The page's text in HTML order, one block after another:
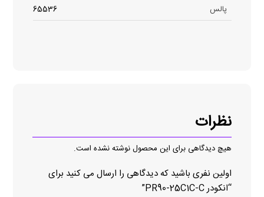
پالس
65536
نظرات
هیچ دیدگاهی برای این محصول نوشته نشده است.
اولین نفری باشید که دیدگاهی را ارسال می کنید برای
“انکودر PR90-25C1C-C”